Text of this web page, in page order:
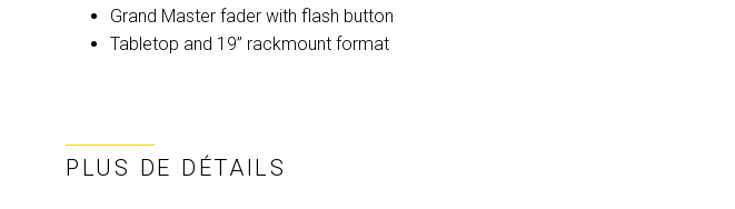
Grand Master fader with flash button
Tabletop and 19” rackmount format
PLUS DE DÉTAILS